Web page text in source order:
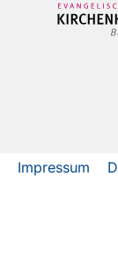
Impressum